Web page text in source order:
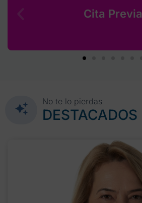
Cita Previa
No te lo pierdas
DESTACADOS